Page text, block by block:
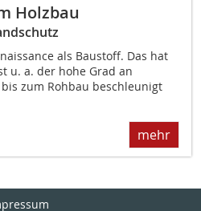
Holzbau
als Baustoff. Das hat
u. a. der hohe Grad an
zum Rohbau beschleunigt
mehr